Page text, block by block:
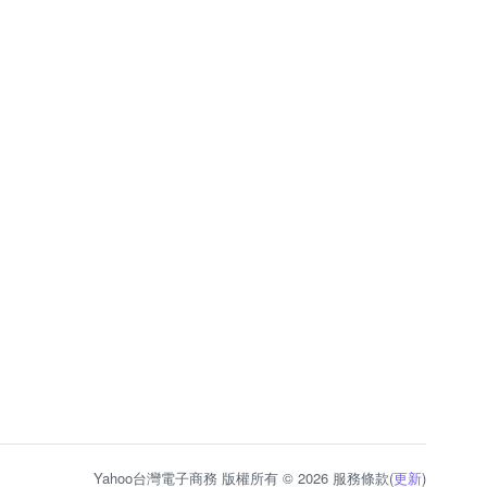
Yahoo台灣電子商務 版權所有 © 2026 服務條款(更新)